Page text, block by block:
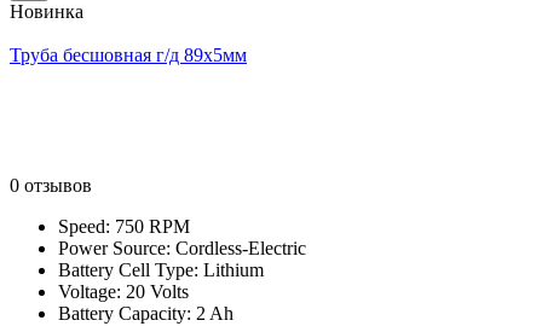
Новинка
Труба бесшовная г/д 89х5мм
0 отзывов
Speed: 750 RPM
Power Source: Cordless-Electric
Battery Cell Type: Lithium
Voltage: 20 Volts
Battery Capacity: 2 Ah